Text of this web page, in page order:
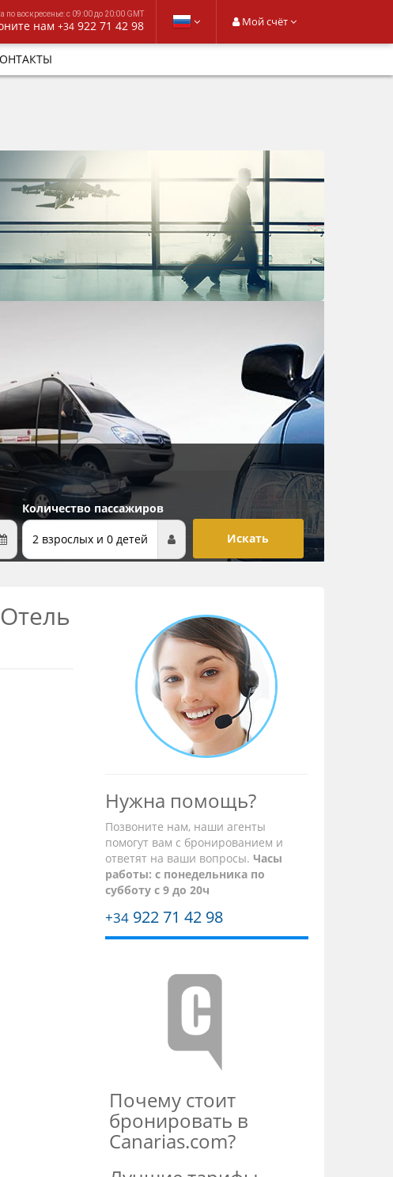
по воскресенье: с 09:00 до 20:00 GMT
нам +34 922 71 42 98 Мой счёт
Количество пассажиров
2 взрослых и 0 детей
Нужна помощь?
Позвоните нам, наши агенты
помогут вам с бронированием и
ответят на ваши вопросы. Часы
работы: с понедельника по
субботу с 9 до 20ч
+34922 71 42 98
Почему стоит
бронировать в
Canarias.com?